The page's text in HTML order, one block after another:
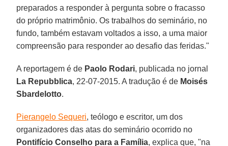
preparados a responder à pergunta sobre o fracasso
do próprio matrimônio. Os trabalhos do seminário, no
fundo, também estavam voltados a isso, a uma maior
compreensão para responder ao desafio das feridas."
A reportagem é de Paolo Rodari, publicada no jornal
La Repubblica, 22-07-2015. A tradução é de Moisés
Sbardelotto.
Pierangelo Sequeri, teólogo e escritor, um dos
organizadores das atas do seminário ocorrido no
Pontifício Conselho para a Família, explica que, "na